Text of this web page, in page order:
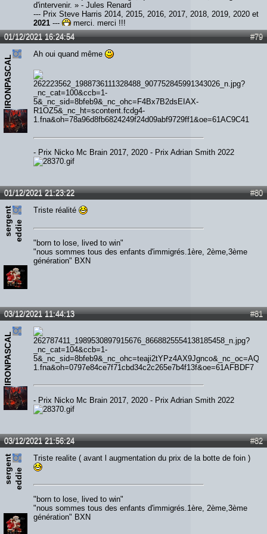
d'intervenir. » - Jules Renard
--- Prix Steve Harris 2014, 2015, 2016, 2017, 2018, 2019, 2020 et
2021 ---
merci, merci !!!
#79
01/12/2021 16:24:54
IRONPASCAL
Ah oui quand même
- Prix Nicko Mc Brain 2017, 2020 - Prix Adrian Smith 2022
#80
01/12/2021 21:23:22
s
e
rg
e
n
t
e
d
d
ie
Triste réalité
"born to lose, lived to win"
"nous sommes tous des enfants d'immigrés.1ère, 2ème,3ème
génération" BXN
#81
03/12/2021 11:44:13
IRONPASCAL
- Prix Nicko Mc Brain 2017, 2020 - Prix Adrian Smith 2022
#82
03/12/2021 21:56:24
s
e
rg
e
n
t
e
d
d
ie
Triste realite ( avant l augmentation du prix de la botte de foin )
"born to lose, lived to win"
"nous sommes tous des enfants d'immigrés.1ère, 2ème,3ème
génération" BXN